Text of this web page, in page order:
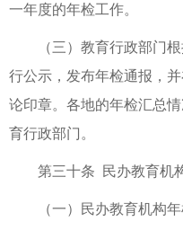
一年度的年检工作。
（三）教育行政部门根
行公示，发布年检通报，
论印章。各地的年检汇总
育行政部门。
第三十条 民办教育机构
（一）民办教育机构年